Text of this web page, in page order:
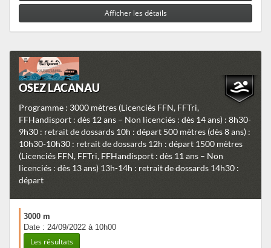
Afficher les détails
OSEZ LACANAU
Programme : 3000 mètres (Licenciés FFN, FFTri,
FFHandisport : dès 12 ans – Non licenciés : dès 14 ans) : 8h30-
9h30 : retrait de dossards 10h : départ 500 mètres (dès 8 ans) :
10h30-10h30 : retrait de dossards 12h : départ 1500 mètres
(Licenciés FFN, FFTri, FFHandisport : dès 11 ans – Non
licenciés : dès 13 ans) 13h-14h : retrait de dossards 14h30 :
départ
3000 m
Date : 24/09/2022 à 10h00
Les résultats